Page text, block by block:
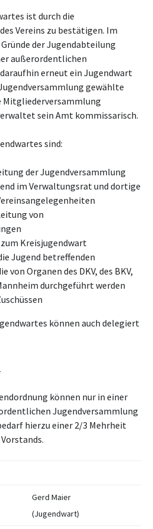
ist durch die
Vereins zu bestätigen. Im
der Jugendabteilung
außerordentlichen
erneut ein Jugendwart
gewählte
Mitgliederversammlung
sein Amt kommissarisch.
sind:
der Jugendversammlung
im Verwaltungsrat und dortige
von
Kreisjugendwart
Jugend betreffenden
von Organen des DKV, des BKV,
durchgeführt werden
können auch delegiert
können nur in einer
Jugendversammlung
hierzu einer 2/3 Mehrheit
Gerd Maier
(Jugendwart)